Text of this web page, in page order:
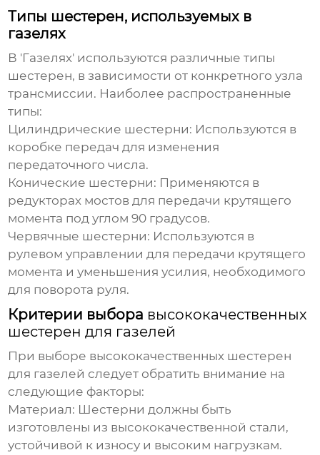
Типы шестерен, используемых в
газелях
В 'Газелях' используются различные типы
шестерен, в зависимости от конкретного узла
трансмиссии. Наиболее распространенные
типы:
Цилиндрические шестерни: Используются в
коробке передач для изменения
передаточного числа.
Конические шестерни: Применяются в
редукторах мостов для передачи крутящего
момента под углом 90 градусов.
Червячные шестерни: Используются в
рулевом управлении для передачи крутящего
момента и уменьшения усилия, необходимого
для поворота руля.
Критерии выбора высококачественных
шестерен для газелей
При выборе высококачественных шестерен
для газелей следует обратить внимание на
следующие факторы:
Материал: Шестерни должны быть
изготовлены из высококачественной стали,
устойчивой к износу и высоким нагрузкам.